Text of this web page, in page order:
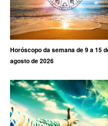
Horóscopo da semana de 9 a 15
agosto de 2026